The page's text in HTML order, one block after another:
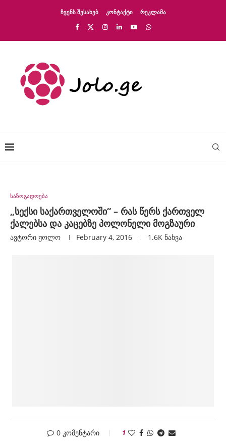
ᲩᲕᲔᲜᲡ ᲨᲔᲡᲐᲮᲔᲑ ᲙᲝᲜᲢᲐᲥᲢᲘ ᲠᲔᲙᲚᲐᲛᲐ
საზოგადოება
„სექსი საქართველოში“ – რას წერს ქართველ
ქალებსა და კაცებზე პოლონელი მოგზაური
ავტორი Ჟოლო February 4, 2016 1.6K ნახვა
0 კომენტარი 1